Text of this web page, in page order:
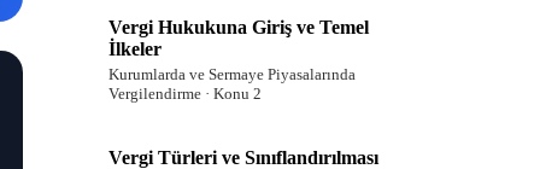
Vergi Hukukuna Giriş ve Temel
İlkeler
Kurumlarda ve Sermaye Piyasalarında
Vergilendirme · Konu 2
Vergi Türleri ve Sınıflandırılması